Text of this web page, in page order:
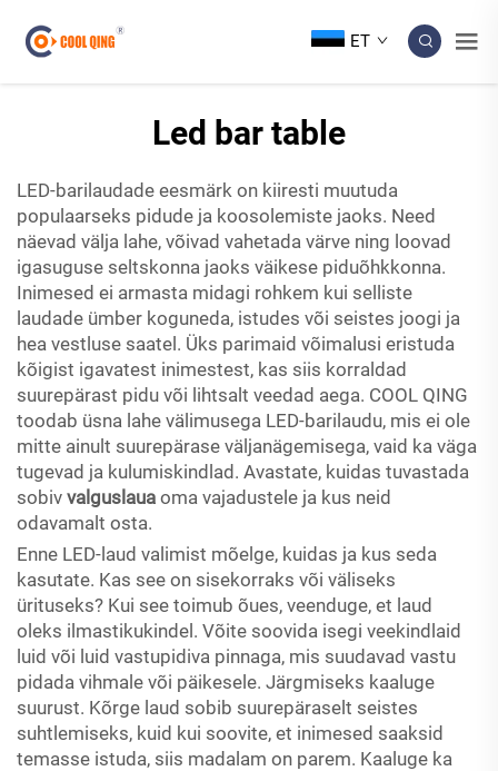
ET
Led bar table
LED-barilaudade eesmärk on kiiresti muutuda
populaarseks pidude ja koosolemiste jaoks. Need
näevad välja lahe, võivad vahetada värve ning loovad
igasuguse seltskonna jaoks väikese piduõhkkonna.
Inimesed ei armasta midagi rohkem kui selliste
laudade ümber koguneda, istudes või seistes joogi ja
hea vestluse saatel. Üks parimaid võimalusi eristuda
kõigist igavatest inimestest, kas siis korraldad
suurepärast pidu või lihtsalt veedad aega. COOL QING
toodab üsna lahe välimusega LED-barilaudu, mis ei ole
mitte ainult suurepärase väljanägemisega, vaid ka väga
tugevad ja kulumiskindlad. Avastate, kuidas tuvastada
sobiv valguslaua oma vajadustele ja kus neid
odavamalt osta.
Enne LED-laud valimist mõelge, kuidas ja kus seda
kasutate. Kas see on sisekorraks või väliseks
ürituseks? Kui see toimub õues, veenduge, et laud
oleks ilmastikukindel. Võite soovida isegi veekindlaid
luid või luid vastupidiva pinnaga, mis suudavad vastu
pidada vihmale või päikesele. Järgmiseks kaaluge
suurust. Kõrge laud sobib suurepäraselt seistes
suhtlemiseks, kuid kui soovite, et inimesed saaksid
temasse istuda, siis madalam on parem. Kaaluge ka